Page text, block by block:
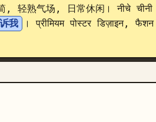
轻熟气场, 日常休闲। नीचे
我
। प्रीमियम पोस्टर डिज़ाइन,